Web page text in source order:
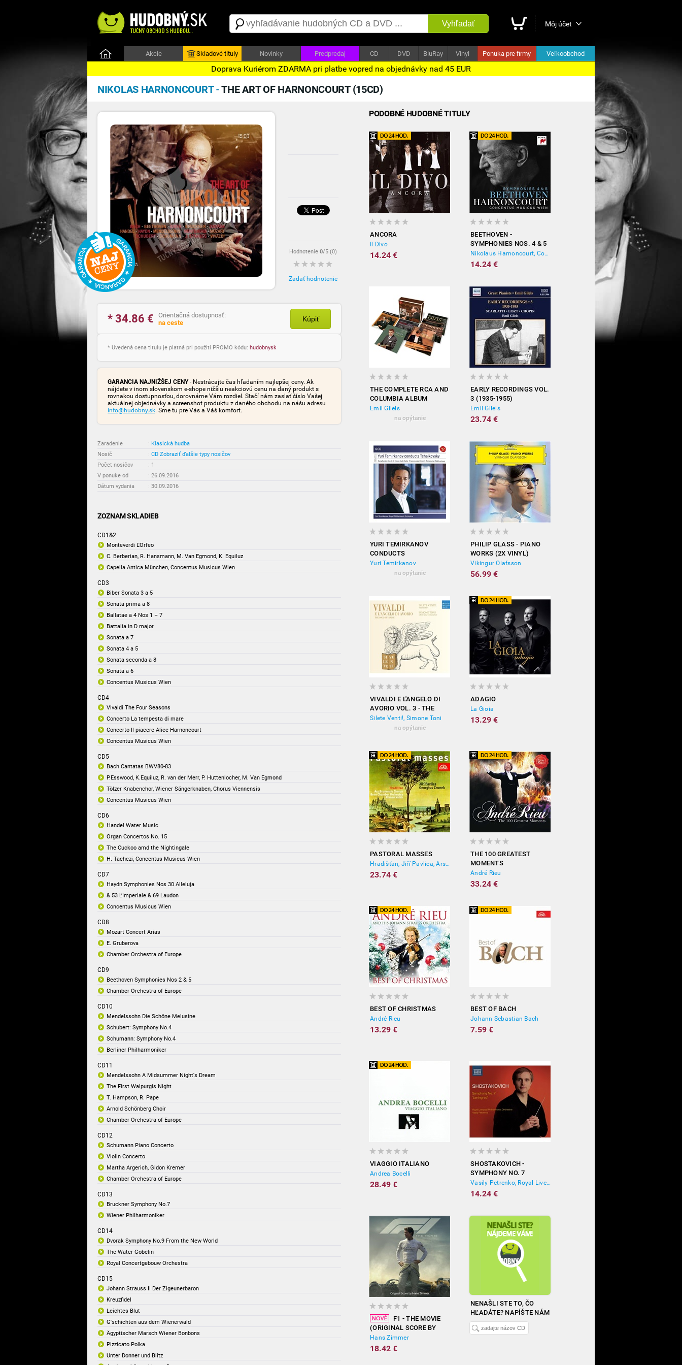
Vyhľadať Môj účet
Akcie Skladové tituly Novinky Predpredaj CD DVD BluRay Vinyl Ponuka pre firmy Veľkoobchod
Doprava Kuriérom ZDARMA pri platbe vopred na objednávky nad 45 EUR
NIKOLAS HARNONCOURT-THE ART OF HARNONCOURT (15CD)
Hodnotenie 0/5 (0)
Zadať hodnotenie
* 34.86 €
Orientačná dostupnosť:
na ceste
Kúpiť
* Uvedená cena titulu je platná pri použití PROMO kódu: hudobnysk
GARANCIA NAJNIŽŠEJ CENY- Nestrácajte čas hľadaním najlepšej ceny. Ak
nájdete v inom slovenskom e-shope nižšiu neakciovú cenu na daný produkt s
rovnakou dostupnosťou, dorovnáme Vám rozdiel. Stačí nám zaslať číslo Vašej
aktuálnej objednávky a screenshot produktu z daného obchodu na nášu adresu
info@hudobny.sk. Sme tu pre Vás a Váš komfort.
Zaradenie : Klasická hudba
Nosič
: CD Zobraziť ďalšie typy nosičov
Počet nosičov
: 1
V ponuke od
: 26.09.2016
Dátum vydania
: 30.09.2016
ZOZNAM SKLADIEB
CD1&2
Monteverdi L'Orfeo
C. Berberian, R. Hansmann, M. Van Egmond, K. Equiluz
Capella Antica München, Concentus Musicus Wien
CD3
Biber Sonata 3 a 5
Sonata prima a 8
Ballatae a 4 Nos 1 – 7
Battalia in D major
Sonata a 7
Sonata 4 a 5
Sonata seconda a 8
Sonata a 6
Concentus Musicus Wien
CD4
Vivaldi The Four Seasons
Concerto La tempesta di mare
Concerto Il piacere Alice Harnoncourt
Concentus Musicus Wien
CD5
Bach Cantatas BWV80-83
P.Esswood, K.Equiluz, R. van der Merr, P. Huttenlocher, M. Van Egmond
Tölzer Knabenchor, Wiener Sängerknaben, Chorus Viennensis
Concentus Musicus Wien
CD6
Handel Water Music
Organ Concertos No. 15
The Cuckoo amd the Nightingale
H. Tachezi, Concentus Musicus Wien
CD7
Haydn Symphonies Nos 30 Alleluja
& 53 L’Imperiale & 69 Laudon
Concentus Musicus Wien
CD8
Mozart Concert Arias
E. Gruberova
Chamber Orchestra of Europe
CD9
Beethoven Symphonies Nos 2 & 5
Chamber Orchestra of Europe
CD10
Mendelssohn Die Schöne Melusine
Schubert: Symphony No.4
Schumann: Symphony No.4
Berliner Philharmoniker
CD11
Mendelssohn A Midsummer Night's Dream
The First Walpurgis Night
T. Hampson, R. Pape
Arnold Schönberg Choir
Chamber Orchestra of Europe
CD12
Schumann Piano Concerto
Violin Concerto
Martha Argerich, Gidon Kremer
Chamber Orchestra of Europe
CD13
Bruckner Symphony No.7
Wiener Philharmoniker
CD14
Dvorak Symphony No.9 From the New World
The Water Gobelin
Royal Concertgebouw Orchestra
CD15
Johann Strauss II Der Zigeunerbaron
Kreuzfidel
Leichtes Blut
G'schichten aus dem Wienerwald
Ägyptischer Marsch Wiener Bonbons
Pizzicato Polka
Unter Donner und Blitz
PODOBNÉ HUDOBNÉ TITULY
ANCORA
Il Divo
14.24 €
BEETHOVEN -
SYMPHONIES NOS. 4 & 5
Nikolaus Harnoncourt, Concentus Musicus Wien
14.24 €
THE COMPLETE RCA AND
COLUMBIA ALBUM
COLLECTION
Emil Gilels
na opýtanie
EARLY RECORDINGS VOL.
3 (1935-1955)
Emil Gilels
23.74 €
YURI TEMIRKANOV
CONDUCTS
TCHAIKOVSKY -
SYMPHONIES NO. 1-6
Yuri Temirkanov
na opýtanie
PHILIP GLASS - PIANO
WORKS (2X VINYL)
Vikingur Olafsson
56.99 €
VIVALDI E L'ANGELO DI
AVORIO VOL. 3 - THE
SOUL OF VENICE
Silete Venti!, Simone Toni
na opýtanie
ADAGIO
La Gioia
13.29 €
PASTORAL MASSES
Hradišťan, Jiří Pavlica, Ars Brunensis Chorus, Roman Válek, Brno chamber orchestra
23.74 €
THE 100 GREATEST
MOMENTS
André Rieu
33.24 €
BEST OF CHRISTMAS
André Rieu
13.29 €
BEST OF BACH
Johann Sebastian Bach
7.59 €
VIAGGIO ITALIANO
Andrea Bocelli
28.49 €
SHOSTAKOVICH -
SYMPHONY NO. 7
'LENINGRAD'
Vasily Petrenko, Royal Liverpool Philharmonic Orchestra
14.24 €
F1 - THE MOVIE
(ORIGINAL SCORE BY
HANS ZIMMER)
Hans Zimmer
18.42 €
NENAŠLI STE TO, ČO
HĽADÁTE? NAPÍŠTE NÁM